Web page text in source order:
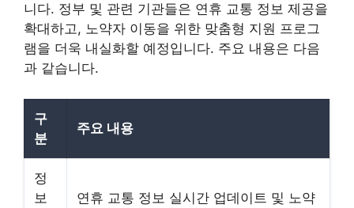
니다. 정부 및 관련 기관들은 연휴 교통 정보 제공을
확대하고, 노약자 이동을 위한 맞춤형 지원 프로그
램을 더욱 내실화할 예정입니다. 주요 내용은 다음
과 같습니다.
구
분
주요 내용
정
보
연휴 교통 정보 실시간 업데이트 및 노약